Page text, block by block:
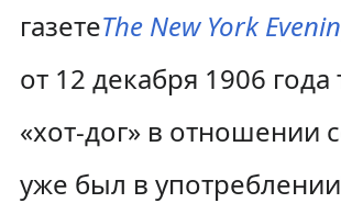
газетеThe New York
от 12 декабря 1906
«хот-дог» в отношении
уже был в употреблении